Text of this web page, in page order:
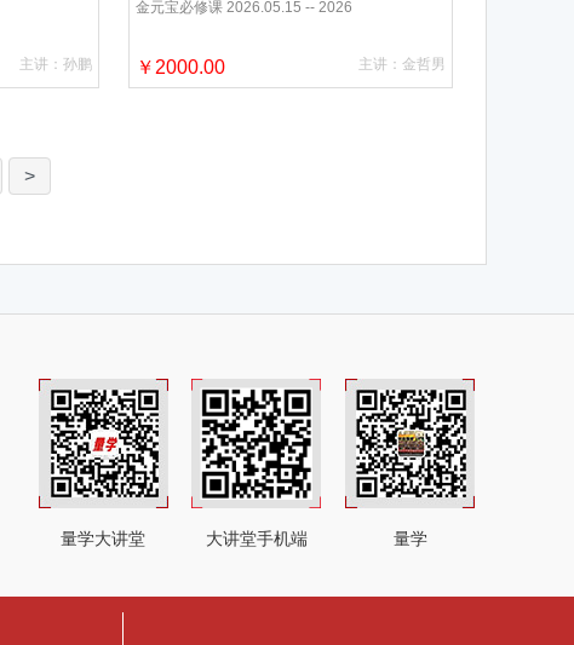
主讲：孙鹏
金元宝必修课 2026.05.15 -- 2026
主讲：金哲男
￥2000.00
>
量学大讲堂 大讲堂手机端 量学